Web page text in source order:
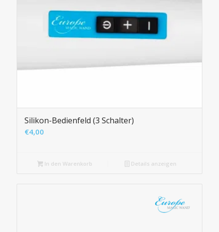
Silikon-Bedienfeld (3 Schalter)
€4,00
In den Warenkorb Details anzeigen